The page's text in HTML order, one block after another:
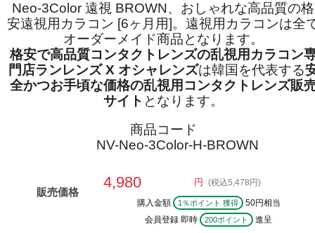
Neo-3Color 遠視 BROWN、おしゃれな高品質の格
安遠視用カラコン [6ヶ月用]。遠視用カラコンは全
オーダーメイド商品となります。
格安で高品質コンタクトレンズの乱視用カラコン
門店ランレンズ X オシャレンズは韓国を代表する
全かつお手頃な価格の乱視用コンタクトレンズ販
サイト となります。
商品コード
NV-Neo-3Color-H-BROWN
販売価格
4,980 円 (税込5,478円)
購入金額 1％ポイント 獲得 50円相当
会員登録 即時 200ポイント 進呈